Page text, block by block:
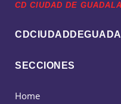
CD CIUDAD DE
SECCIONES
Home